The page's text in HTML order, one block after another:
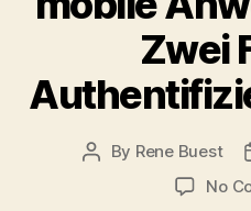
Zwei
Post
By Rene Buest
No